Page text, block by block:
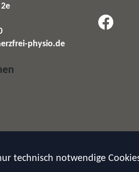
technisch notwendige
physio.de